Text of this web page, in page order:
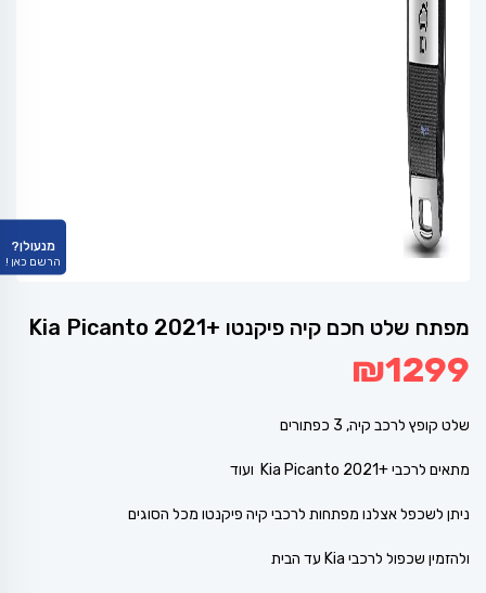
מפתח שלט חכם קיה פיקנטו +Kia Picanto 2021
₪1299
שלט קופץ לרכב קיה, 3 כפתורים
מתאים לרכבי +Kia Picanto 2021 ועוד
ניתן לשכפל אצלנו מפתחות לרכבי קיה פיקנטו מכל הסוגים
ולהזמין שכפול לרכבי Kia עד הבית
מנעולן?
הרשם כאן !